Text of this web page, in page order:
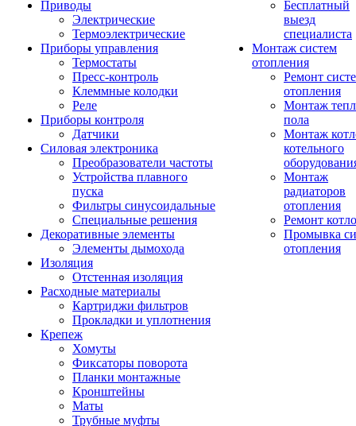
Приводы
Электрические
Термоэлектрические
Приборы управления
Термостаты
Пресс-контроль
Клеммные колодки
Реле
Приборы контроля
Датчики
Силовая электроника
Преобразователи частоты
Устройства плавного
пуска
Фильтры синусоидальные
Специальные решения
Декоративные элементы
Элементы дымохода
Изоляция
Отстенная изоляция
Расходные материалы
Картриджи фильтров
Прокладки и уплотнения
Крепеж
Хомуты
Фиксаторы поворота
Планки монтажные
Кронштейны
Маты
Трубные муфты
Бесплатный
выезд
специалиста
Монтаж систем
отопления
Ремонт
отопления
Монтаж
пола
Монтаж
котельного
Монтаж
радиаторов
отопления
Ремонт
Промывка
отопления